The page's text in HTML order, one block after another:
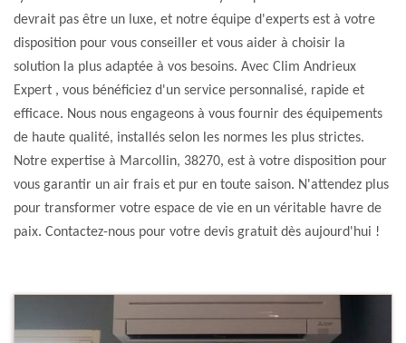
devrait pas être un luxe, et notre équipe d'experts est à votre
disposition pour vous conseiller et vous aider à choisir la
solution la plus adaptée à vos besoins. Avec Clim Andrieux
Expert , vous bénéficiez d'un service personnalisé, rapide et
efficace. Nous nous engageons à vous fournir des équipements
de haute qualité, installés selon les normes les plus strictes.
Notre expertise à Marcollin, 38270, est à votre disposition pour
vous garantir un air frais et pur en toute saison. N'attendez plus
pour transformer votre espace de vie en un véritable havre de
paix. Contactez-nous pour votre devis gratuit dès aujourd'hui !